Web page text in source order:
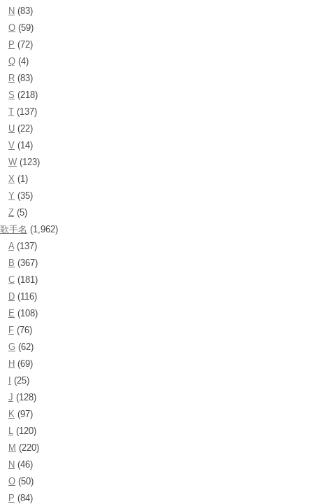
N (83)
O (59)
P (72)
Q (4)
R (83)
S (218)
T (137)
U (22)
V (14)
W (123)
X (1)
Y (35)
Z (5)
歌手名 (1,962)
A (137)
B (367)
C (181)
D (116)
E (108)
F (76)
G (62)
H (69)
(25)
J (128)
K (97)
(120)
M (220)
N (46)
O (50)
P (84)